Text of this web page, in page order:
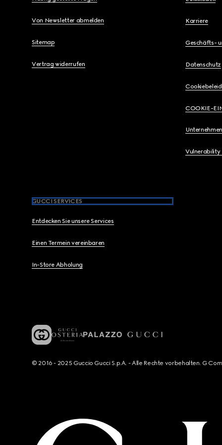
Von Newsletter abmelden
Sitemap
Vertrag widerrufen
Karriere
Geschäfts-
Datenschutz
Cookiebeleid
COOKIE-
Vulnerability
GUCCI SERVICES
Entdecken Sie unsere Services
Einen Termein vereinbaren
In-Store Abholung
© 2016 - 2025 Guccio Gucci S.p.A. - Alle Rechte vorbehalten. G